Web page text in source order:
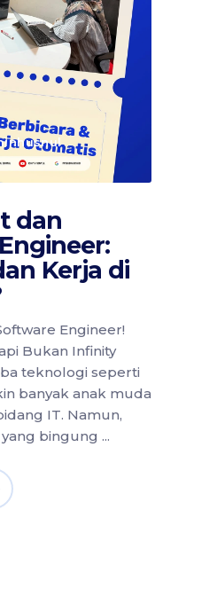
dan
Kerja di
Engineer!
Bukan Infinity
teknologi seperti
banyak anak muda
IT. Namun,
bingung